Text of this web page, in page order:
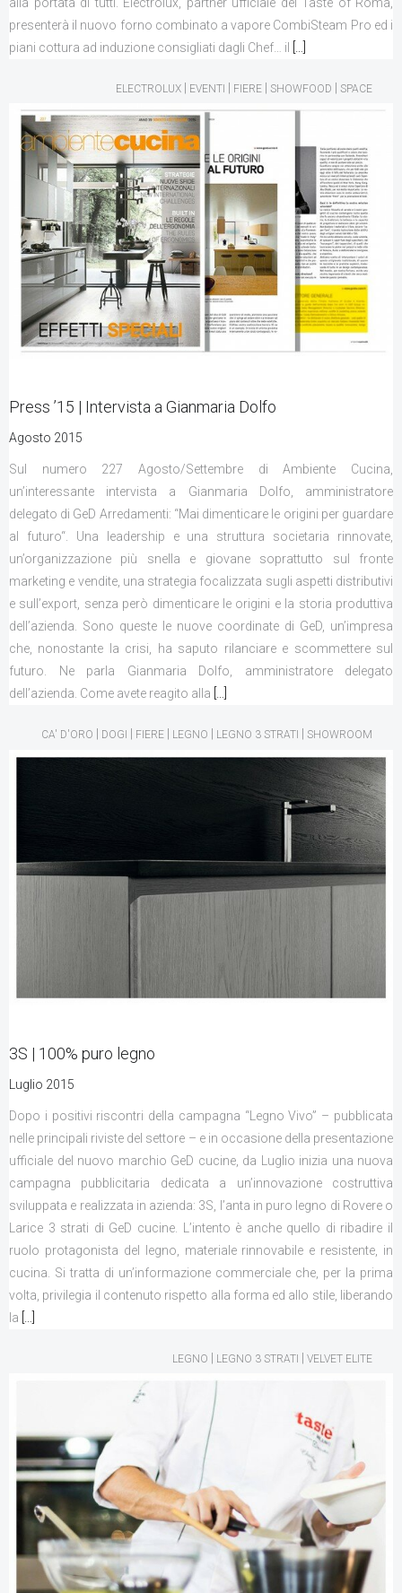
presenterà il nuovo forno combinato a vapore CombiSteam Pro ed i
piani cottura ad induzione consigliati dagli Chef… il
ELECTROLUX | EVENTI | FIERE | SHOWFOOD | SPACE
Press ’15 | Intervista a Gianmaria Dolfo
Agosto 2015
Sul numero 227 Agosto/Settembre di Ambiente Cucina,
un’interessante intervista a Gianmaria Dolfo, amministratore
delegato di GeD Arredamenti: “Mai dimenticare le origini per guardare
al futuro“. Una leadership e una struttura societaria rinnovate,
un’organizzazione più snella e giovane soprattutto sul fronte
marketing e vendite, una strategia focalizzata sugli aspetti distributivi
e sull’export, senza però dimenticare le origini e la storia produttiva
dell’azienda. Sono queste le nuove coordinate di GeD, un’impresa
che, nonostante la crisi, ha saputo rilanciare e scommettere sul
futuro. Ne parla Gianmaria Dolfo, amministratore delegato
dell’azienda. Come avete reagito alla
CA' D'ORO | DOGI | FIERE | LEGNO | LEGNO 3 STRATI | SHOWROOM
3S | 100% puro legno
Luglio 2015
Dopo i positivi riscontri della campagna “Legno Vivo” – pubblicata
nelle principali riviste del settore – e in occasione della presentazione
ufficiale del nuovo marchio GeD cucine, da Luglio inizia una nuova
campagna pubblicitaria dedicata a un’innovazione costruttiva
sviluppata e realizzata in azienda: 3S, l’anta in puro legno di Rovere o
Larice 3 strati di GeD cucine. L’intento è anche quello di ribadire il
ruolo protagonista del legno, materiale rinnovabile e resistente, in
cucina. Si tratta di un’informazione commerciale che, per la prima
volta, privilegia il contenuto rispetto alla forma ed allo stile, liberando
la
LEGNO | LEGNO 3 STRATI | VELVET ELITE